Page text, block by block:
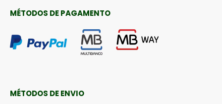
MÉTODOS DE PAGAMENTO
MÉTODOS DE ENVIO